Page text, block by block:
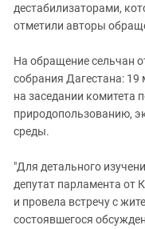
дестабилизаторами,
отметили авторы
На обращение сельчан
собрания Дагестана: 19
на заседании комитета
природопользованию,
среды.
"Для детального
депутат парламента от
и провела встречу с
состоявшегося